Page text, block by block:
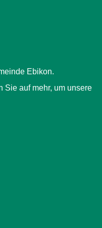
Ebikon.
Sie auf mehr, um unsere